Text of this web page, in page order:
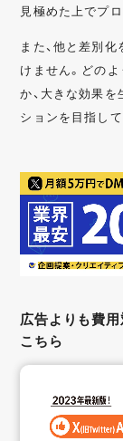
見極めた上でプ
また、他と差別
けません。どの
か、大きな効果
ションを目指して
広告よりも費
こちら